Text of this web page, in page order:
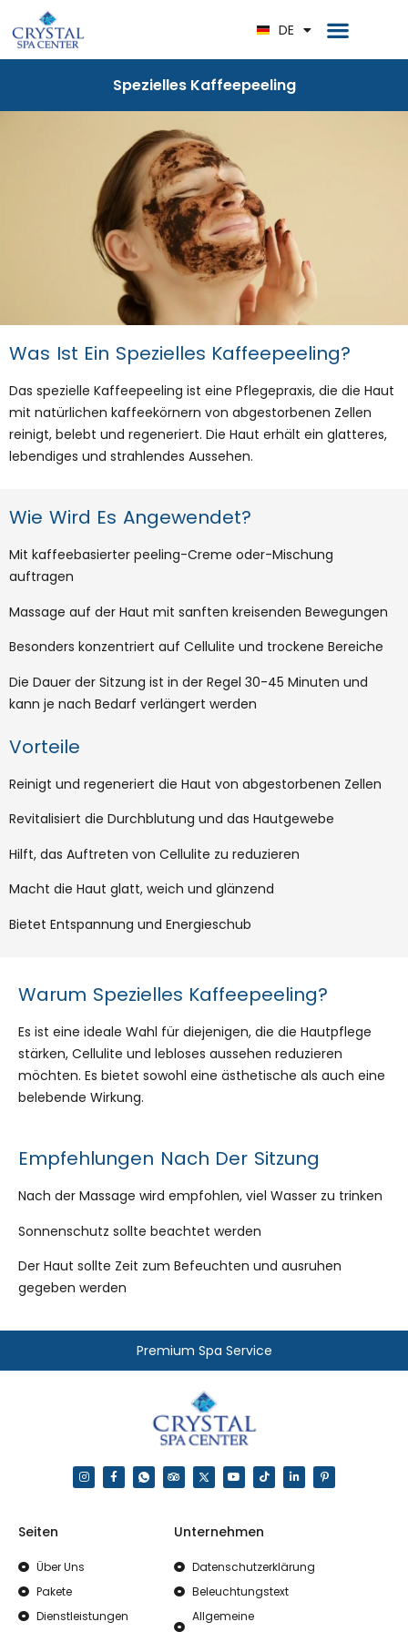
DE
EN
Spezielles Kaffeepeeling
Was Ist Ein Spezielles Kaffeepeeling?
Das spezielle Kaffeepeeling ist eine Pflegepraxis, die die Haut
mit natürlichen kaffeekörnern von abgestorbenen Zellen
reinigt, belebt und regeneriert. Die Haut erhält ein glatteres,
lebendiges und strahlendes Aussehen.
Wie Wird Es Angewendet?
Mit kaffeebasierter peeling-Creme oder-Mischung
auftragen
Massage auf der Haut mit sanften kreisenden Bewegungen
Besonders konzentriert auf Cellulite und trockene Bereiche
Die Dauer der Sitzung ist in der Regel 30-45 Minuten und
kann je nach Bedarf verlängert werden
Vorteile
Reinigt und regeneriert die Haut von abgestorbenen Zellen
Revitalisiert die Durchblutung und das Hautgewebe
Hilft, das Auftreten von Cellulite zu reduzieren
Macht die Haut glatt, weich und glänzend
Bietet Entspannung und Energieschub
Warum Spezielles Kaffeepeeling?
Es ist eine ideale Wahl für diejenigen, die die Hautpflege
stärken, Cellulite und lebloses aussehen reduzieren
möchten. Es bietet sowohl eine ästhetische als auch eine
belebende Wirkung.
Empfehlungen Nach Der Sitzung
Nach der Massage wird empfohlen, viel Wasser zu trinken
Sonnenschutz sollte beachtet werden
Der Haut sollte Zeit zum Befeuchten und ausruhen
gegeben werden
Premium Spa Service
Seiten
Über Uns
Pakete
Dienstleistungen
Unternehmen
Datenschutzerklärung
Beleuchtungstext
Allgemeine